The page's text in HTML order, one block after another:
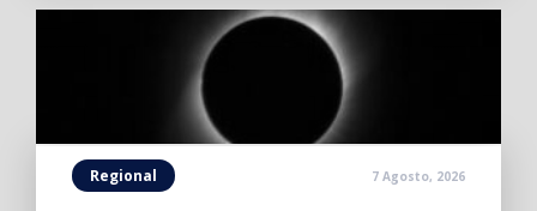
Regional 7 Agosto, 2026